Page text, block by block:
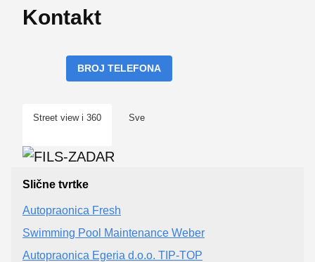
Kontakt
BROJ TELEFONA
Street view i 360 Sve
Slične tvrtke
Autopraonica Fresh
Swimming Pool Maintenance Weber
Autopraonica Egeria d.o.o. TIP-TOP